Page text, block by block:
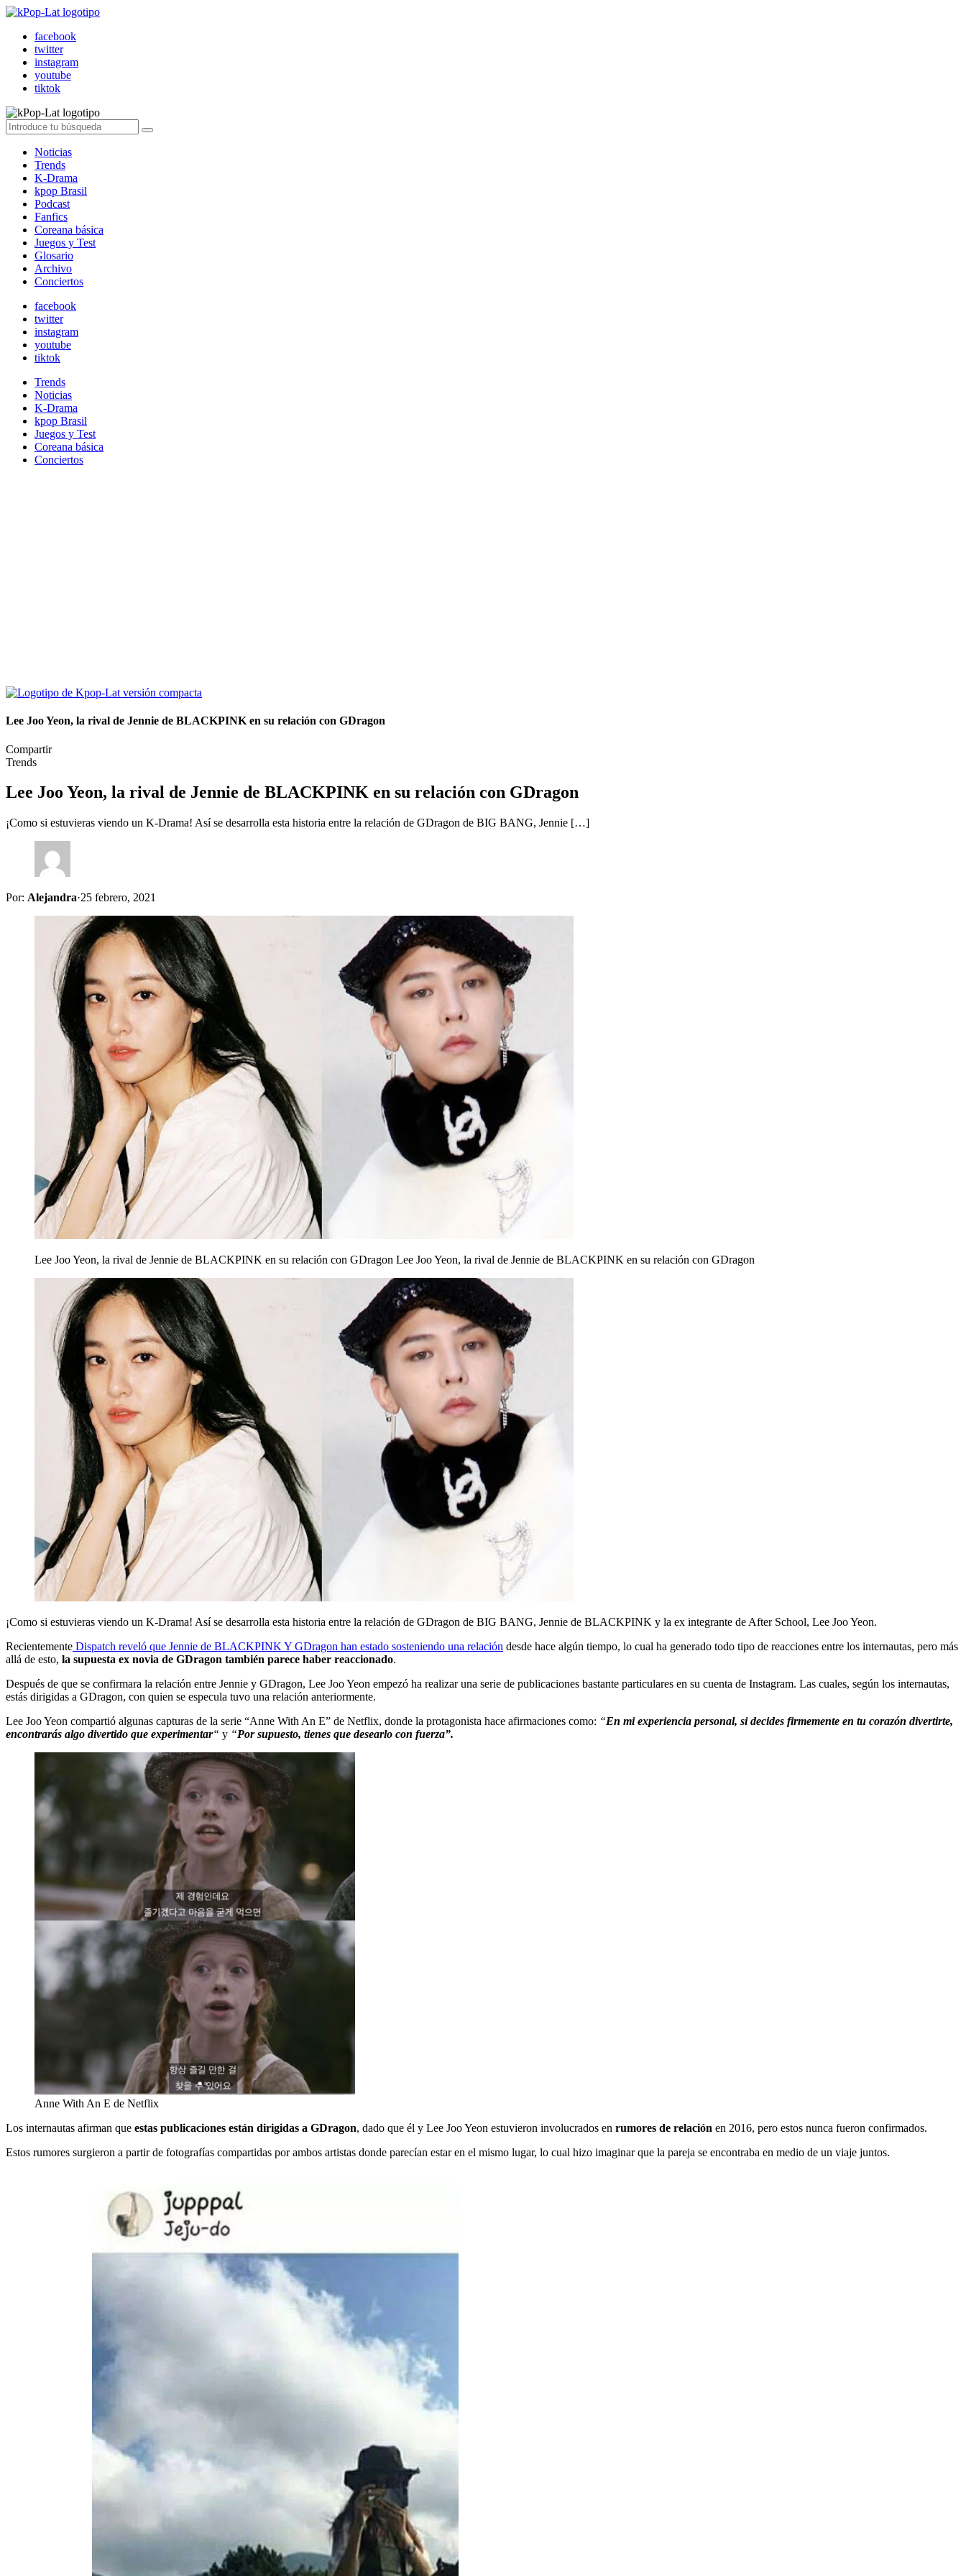
facebook
twitter
instagram
youtube
tiktok
Noticias
Trends
K-Drama
kpop Brasil
Podcast
Fanfics
Coreana básica
Juegos y Test
Glosario
Archivo
Conciertos
facebook
twitter
instagram
youtube
tiktok
Trends
Noticias
K-Drama
kpop Brasil
Juegos y Test
Coreana básica
Conciertos
Lee Joo Yeon, la rival de Jennie de BLACKPINK en su relación con GDragon
Compartir
Trends
Lee Joo Yeon, la rival de Jennie de BLACKPINK en su relación con GDragon
¡Como si estuvieras viendo un K-Drama! Así se desarrolla esta historia entre la relación de GDragon de BIG BANG, Jennie […]
Por: Alejandra·25 febrero, 2021
Lee Joo Yeon, la rival de Jennie de BLACKPINK en su relación con GDragon Lee Joo Yeon, la rival de Jennie de BLACKPINK en su relación con GDragon
¡Como si estuvieras viendo un K-Drama! Así se desarrolla esta historia entre la relación de GDragon de BIG BANG, Jennie de BLACKPINK y la ex integrante de After School, Lee Joo Yeon.
Recientemente Dispatch reveló que Jennie de BLACKPINK Y GDragon han estado sosteniendo una relación desde hace algún tiempo, lo cual ha generado todo tipo de reacciones entre los internautas, pero más
allá de esto, la supuesta ex novia de GDragon también parece haber reaccionado.
Después de que se confirmara la relación entre Jennie y GDragon, Lee Joo Yeon empezó ha realizar una serie de publicaciones bastante particulares en su cuenta de Instagram. Las cuales, según los internautas,
estás dirigidas a GDragon, con quien se especula tuvo una relación anteriormente.
Lee Joo Yeon compartió algunas capturas de la serie “Anne With An E” de Netflix, donde la protagonista hace afirmaciones como: “En mi experiencia personal, si decides firmemente en tu corazón divertirte,
encontrarás algo divertido que experimentar“ y “Por supuesto, tienes que desearlo con fuerza”.
Anne With An E de Netflix
Los internautas afirman que estas publicaciones están dirigidas a GDragon, dado que él y Lee Joo Yeon estuvieron involucrados en rumores de relación en 2016, pero estos nunca fueron confirmados.
Estos rumores surgieron a partir de fotografías compartidas por ambos artistas donde parecían estar en el mismo lugar, lo cual hizo imaginar que la pareja se encontraba en medio de un viaje juntos.